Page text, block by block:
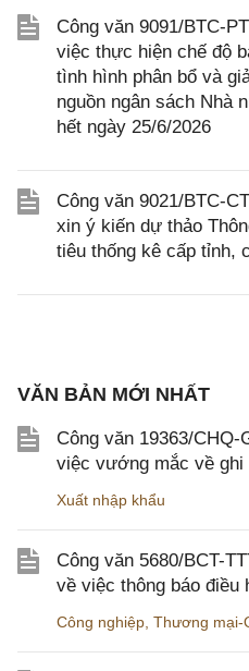
Công văn 9091/BTC-
việc thực hiện chế độ
tình hình phân bổ và
nguồn ngân sách Nhà
hết ngày 25/6/2026
Công văn 9021/BTC-
xin ý kiến dự thảo
tiêu thống kê cấp tỉnh,
VĂN BẢN MỚI NHẤT
Công văn 19363/CHQ-
việc vướng mắc về ghi
Xuất nhập khẩu
Công văn 5680/BCT-
về việc thông báo điều
Công nghiệp Thương mại-